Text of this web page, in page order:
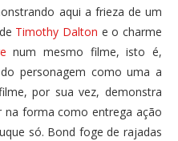
aqui a frieza de um
Timothy Dalton e o charme
num mesmo filme, isto é,
personagem como uma a
por sua vez, demonstra
na forma como entrega ação
só. Bond foge de rajadas